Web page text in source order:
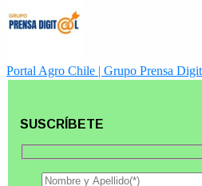
Portal Agro Chile | Grupo Prensa
SUSCRÍBETE